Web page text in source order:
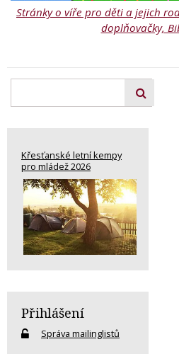
Stránky o víře pro děti a jejich
doplňovačky,
Křesťanské letní kempy
pro mládež 2026
Přihlášení
Správa mailinglistů